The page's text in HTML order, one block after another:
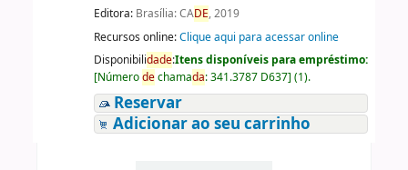
Editora: Brasília: CADE, 2019
Recursos online:Clique aqui para acessar online
Disponibilidade:Itens disponíveis para empréstimo:
[Númerodechamada:341.3787 D637] (1).
Reservar
Adicionar ao seu carrinho